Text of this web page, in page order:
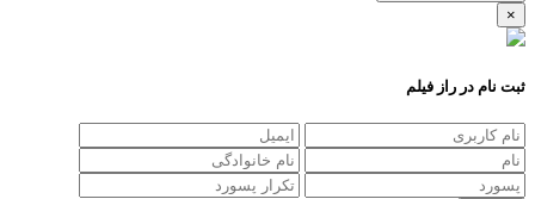
×
ثبت نام در راز فیلم